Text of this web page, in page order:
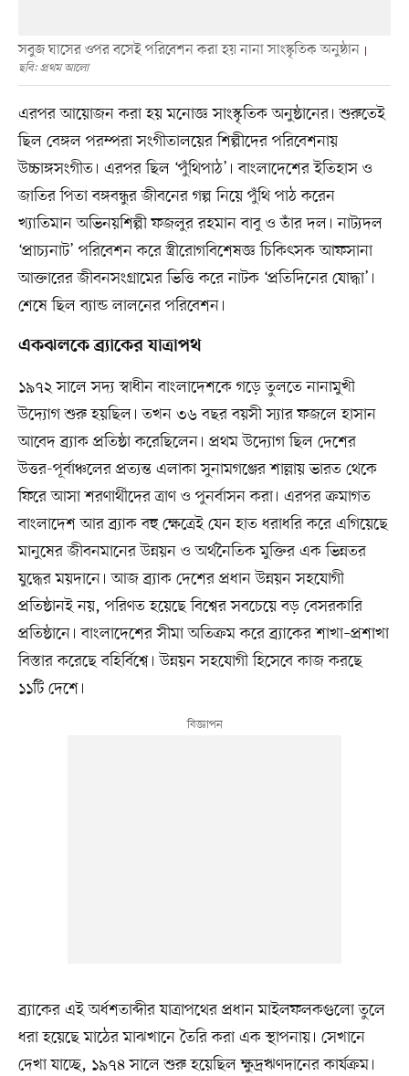
সবুজ ঘাসের ওপর বসেই পরিবেশন করা হয় নানা সাংস্কৃতিক অনুষ্ঠান
ছবি: প্রথম আলো
এরপর আয়োজন করা হয় মনোজ্ঞ সাংস্কৃতিক অনুষ্ঠানের। শুরুতেই
ছিল বেঙ্গল পরম্পরা সংগীতালয়ের শিল্পীদের পরিবেশনায়
উচ্চাঙ্গসংগীত। এরপর ছিল ‘পুঁথিপাঠ’। বাংলাদেশের ইতিহাস ও
জাতির পিতা বঙ্গবন্ধুর জীবনের গল্প নিয়ে পুঁথি পাঠ করেন
খ্যাতিমান অভিনয়শিল্পী ফজলুর রহমান বাবু ও তাঁর দল। নাট্যদল
‘প্রাচ্যনাট’ পরিবেশন করে স্ত্রীরোগবিশেষজ্ঞ চিকিৎসক আফসানা
আক্তারের জীবনসংগ্রামের ভিত্তি করে নাটক ‘প্রতিদিনের যোদ্ধা’।
শেষে ছিল ব্যান্ড লালনের পরিবেশন।
একঝলকে ব্র্যাকের যাত্রাপথ
১৯৭২ সালে সদ্য স্বাধীন বাংলাদেশকে গড়ে তুলতে নানামুখী
উদ্যোগ শুরু হয়ছিল। তখন ৩৬ বছর বয়সী স্যার ফজলে হাসান
আবেদ ব্র্যাক প্রতিষ্ঠা করেছিলেন। প্রথম উদ্যোগ ছিল দেশের
উত্তর-পূর্বাঞ্চলের প্রত্যন্ত এলাকা সুনামগঞ্জের শাল্লায় ভারত থেকে
ফিরে আসা শরণার্থীদের ত্রাণ ও পুনর্বাসন করা। এরপর ক্রমাগত
বাংলাদেশ আর ব্র্যাক বহু ক্ষেত্রেই যেন হাত ধরাধরি করে এগিয়েছে
মানুষের জীবনমানের উন্নয়ন ও অর্থনৈতিক মুক্তির এক ভিন্নতর
যুদ্ধের ময়দানে। আজ ব্র্যাক দেশের প্রধান উন্নয়ন সহযোগী
প্রতিষ্ঠানই নয়, পরিণত হয়েছে বিশ্বের সবচেয়ে বড় বেসরকারি
প্রতিষ্ঠানে। বাংলাদেশের সীমা অতিক্রম করে ব্র্যাকের শাখা–প্রশাখা
বিস্তার করেছে বহির্বিশ্বে। উন্নয়ন সহযোগী হিসেবে কাজ করছে
১১টি দেশে।
ব্র্যাকের এই অর্ধশতাব্দীর যাত্রাপথের প্রধান মাইলফলকগুলো তুলে
ধরা হয়েছে মাঠের মাঝখানে তৈরি করা এক স্থাপনায়। সেখানে
দেখা যাচ্ছে, ১৯৭৪ সালে শুরু হয়েছিল ক্ষুদ্রঋণদানের কার্যক্রম।